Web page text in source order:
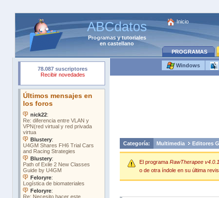
ABCdatos
Programasytutoriales
en castellano
Inicio
PROGRAMAS
Windows
Categoría: Multimedia Editores
El programa RawTherapee
o de otra índole en su última